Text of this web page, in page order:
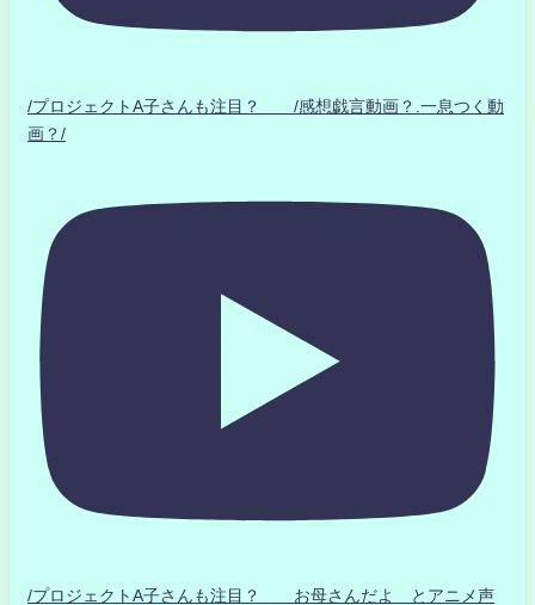
/プロジェクトA子さんも注目？ /感想戯言動画？.一息つく動
画？/
/プロジェクトA子さんも注目？ お母さんだよ とアニメ声